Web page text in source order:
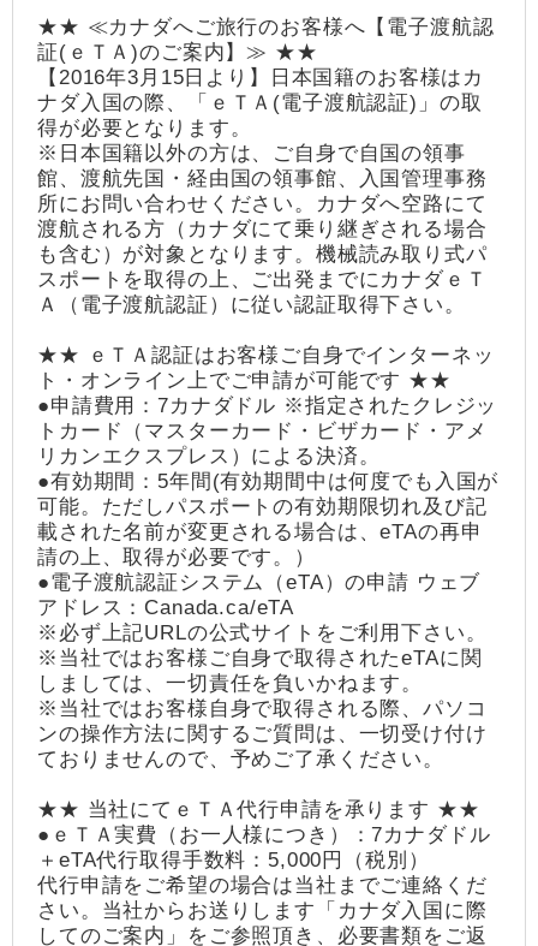
★★ ≪カナダへご旅行のお客様へ【電子渡航認
証(ｅＴＡ)のご案内】≫ ★★
【2016年3月15日より】日本国籍のお客様はカ
ナダ入国の際、「ｅＴＡ(電子渡航認証)」の取
得が必要となります。
※日本国籍以外の方は、ご自身で自国の領事
館、渡航先国・経由国の領事館、入国管理事務
所にお問い合わせください。カナダへ空路にて
渡航される方（カナダにて乗り継ぎされる場合
も含む）が対象となります。機械読み取り式パ
スポートを取得の上、ご出発までにカナダｅＴ
Ａ（電子渡航認証）に従い認証取得下さい。
★★ ｅＴＡ認証はお客様ご自身でインターネッ
ト・オンライン上でご申請が可能です ★★
●申請費用：7カナダドル ※指定されたクレジッ
トカード（マスターカード・ビザカード・アメ
リカンエクスプレス）による決済。
●有効期間：5年間(有効期間中は何度でも入国が
可能。ただしパスポートの有効期限切れ及び記
載された名前が変更される場合は、eTAの再申
請の上、取得が必要です。）
●電子渡航認証システム（eTA）の申請 ウェブ
アドレス：Canada.ca/eTA
※必ず上記URLの公式サイトをご利用下さい。
※当社ではお客様ご自身で取得されたeTAに関
しましては、一切責任を負いかねます。
※当社ではお客様自身で取得される際、パソコ
ンの操作方法に関するご質問は、一切受け付け
ておりませんので、予めご了承ください。
★★ 当社にてｅＴＡ代行申請を承ります ★★
●ｅＴＡ実費（お一人様につき）：7カナダドル
＋eTA代行取得手数料：5,000円（税別）
代行申請をご希望の場合は当社までご連絡くだ
さい。当社からお送りします「カナダ入国に際
してのご案内」をご参照頂き、必要書類をご返